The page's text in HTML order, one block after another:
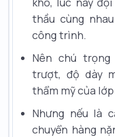
thầu cùng
công trình.
Nên chú
trượt, độ dày
thẩm mỹ của
Nhưng nếu là
chuyển hàng